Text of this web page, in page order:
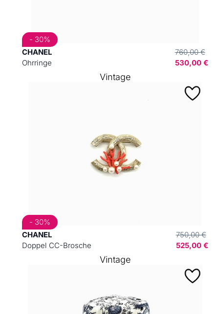
CHANEL
Ohrringe
760,00 €
530,00 €
- 30%
CHANEL
Doppel CC-Brosche
750,00 €
525,00 €
- 30%
Vintage
Vintage